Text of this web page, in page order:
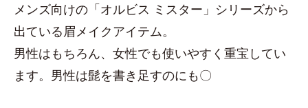
メンズ向けの「オルビス ミスター」シリーズから
出ている眉メイクアイテム。
男性はもちろん、女性でも使いやすく重宝してい
ます。男性は髭を書き足すのにも〇